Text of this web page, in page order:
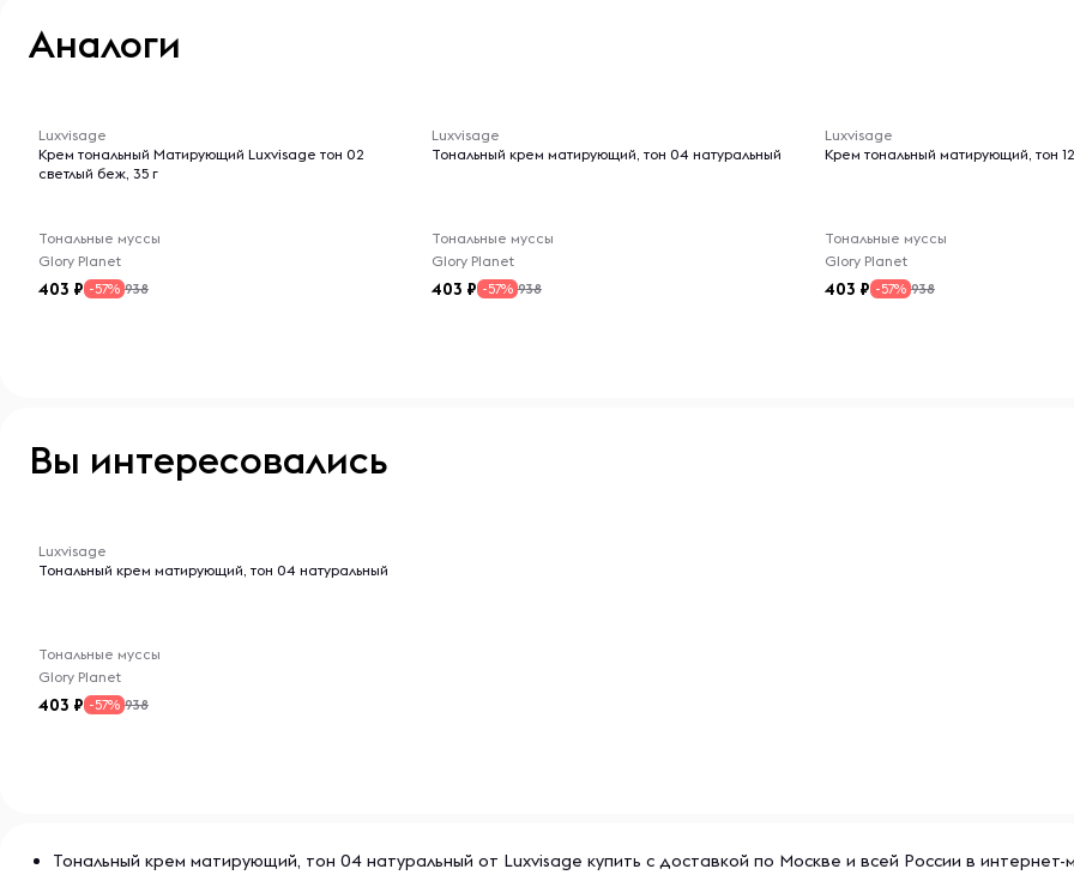
Аналоги
Luxvisage
Крем тональный Матирующий Luxvisage тон 02
светлый беж, 35 г
Тональные муссы
Glory Planet
403 -57% 938
Luxvisage
Тональный крем матирующий, тон 04 натуральный
Тональные муссы
Glory Planet
403 -57% 938
Luxvisage
Крем тональный матирующий, тон
Тональные муссы
Glory Planet
403 -57% 938
Вы интересовались
Luxvisage
Тональный крем матирующий, тон 04 натуральный
Тональные муссы
Glory Planet
403 -57% 938
Тональный крем матирующий, тон 04 натуральный от Luxvisage купить с доставкой по Москве и всей России в